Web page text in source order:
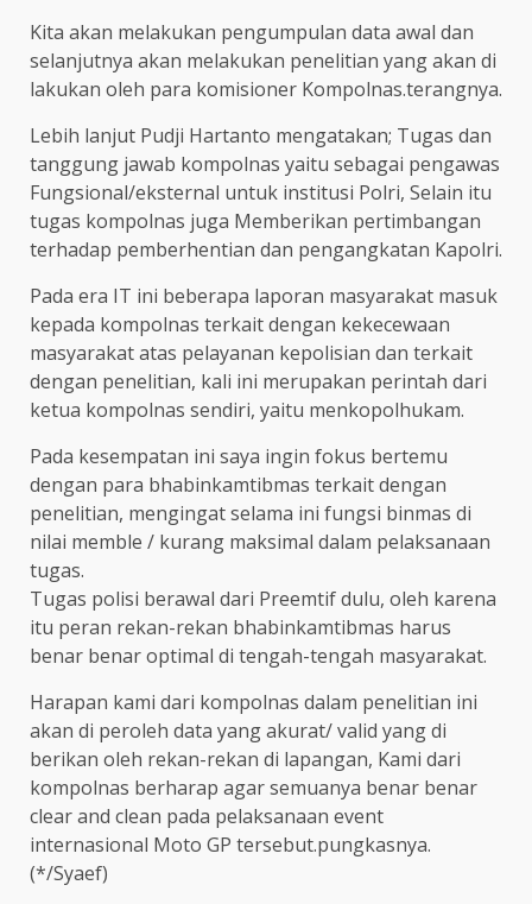
Kita akan melakukan pengumpulan data awal dan
selanjutnya akan melakukan penelitian yang akan di
lakukan oleh para komisioner Kompolnas.terangnya.
Lebih lanjut Pudji Hartanto mengatakan; Tugas dan
tanggung jawab kompolnas yaitu sebagai pengawas
Fungsional/eksternal untuk institusi Polri, Selain itu
tugas kompolnas juga Memberikan pertimbangan
terhadap pemberhentian dan pengangkatan Kapolri.
Pada era IT ini beberapa laporan masyarakat masuk
kepada kompolnas terkait dengan kekecewaan
masyarakat atas pelayanan kepolisian dan terkait
dengan penelitian, kali ini merupakan perintah dari
ketua kompolnas sendiri, yaitu menkopolhukam.
Pada kesempatan ini saya ingin fokus bertemu
dengan para bhabinkamtibmas terkait dengan
penelitian, mengingat selama ini fungsi binmas di
nilai memble / kurang maksimal dalam pelaksanaan
tugas.
Tugas polisi berawal dari Preemtif dulu, oleh karena
itu peran rekan-rekan bhabinkamtibmas harus
benar benar optimal di tengah-tengah masyarakat.
Harapan kami dari kompolnas dalam penelitian ini
akan di peroleh data yang akurat/ valid yang di
berikan oleh rekan-rekan di lapangan, Kami dari
kompolnas berharap agar semuanya benar benar
clear and clean pada pelaksanaan event
internasional Moto GP tersebut.pungkasnya.
(*/Syaef)